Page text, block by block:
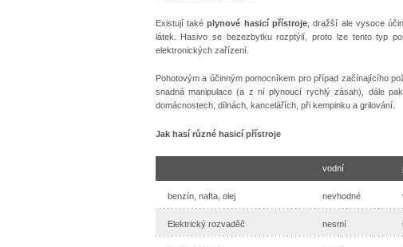
Existují taképlynové hasicí přístroje, dražší ale vysoce
látek. Hasivo se bezezbytku rozptýlí, proto lze tento typ
elektronických zařízení.
Pohotovým a účinným pomocníkem pro případ začínajícího
snadná manipulace (a z ní plynoucí rychlý zásah), dále
domácnostech, dílnách, kancelářích, při kempinku a grilování.
Jak hasí různé hasicí přístroje
vodní
benzín, nafta, olej nevhodné
Elektrický rozvaděč nesmí